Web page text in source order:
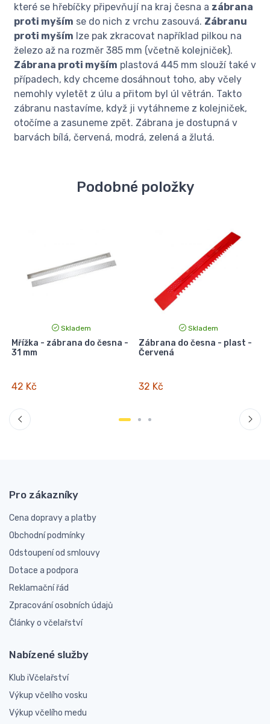
které se hřebíčky připevňují na kraj česna a zábrana
proti myším se do nich z vrchu zasouvá. Zábranu
proti myším lze pak zkracovat například pilkou na
železo až na rozměr 385 mm (včetně kolejniček).
Zábrana proti myším plastová 445 mm slouží také v
případech, kdy chceme dosáhnout toho, aby včely
nemohly vyletět z úlu a přitom byl úl větrán. Takto
zábranu nastavíme, když ji vytáhneme z kolejniček,
otočíme a zasuneme zpět. Zábrana je dostupná v
barvách bílá, červená, modrá, zelená a žlutá.
Podobné položky
Skladem
Mřížka - zábrana do česna -
31 mm
42 Kč
Skladem
Zábrana do česna - plast -
Červená
32 Kč
Pro zákazníky
Cena dopravy a platby
Obchodní podmínky
Odstoupení od smlouvy
Dotace a podpora
Reklamační řád
Zpracování osobních údajů
Články o včelařství
Nabízené služby
Klub iVčelařství
Výkup včelího vosku
Výkup včelího medu